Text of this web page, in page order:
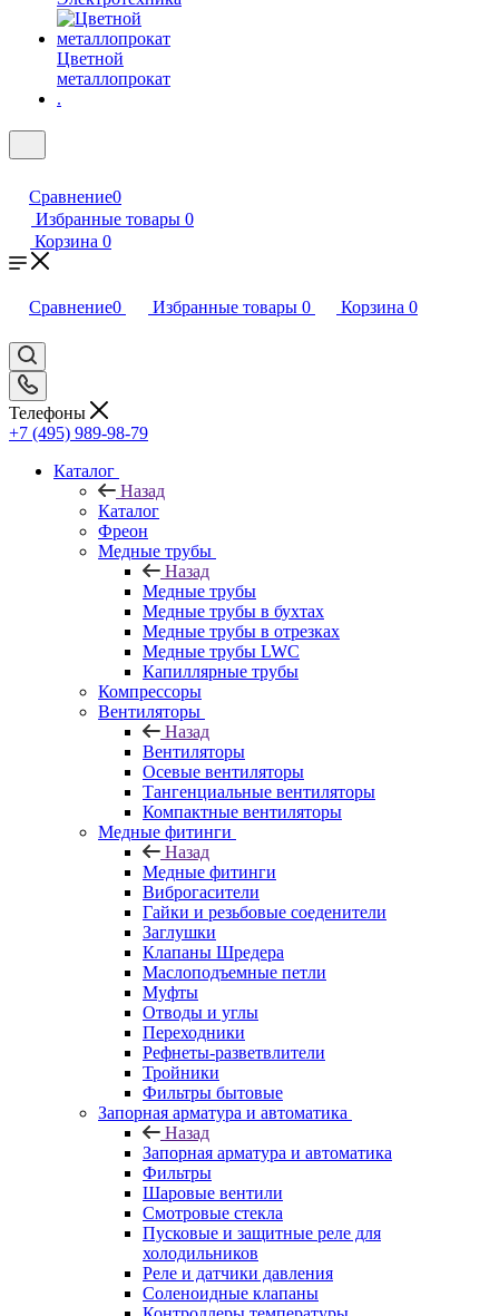
Цветной
металлопрокат
.
Сравнение0
Избранные товары 0
Корзина 0
Сравнение0 Избранные товары 0 Корзина 0
Телефоны
+7 (495) 989-98-79
Каталог
Назад
Каталог
Фреон
Медные трубы
Назад
Медные трубы
Медные трубы в бухтах
Медные трубы в отрезках
Медные трубы LWC
Капиллярные трубы
Компрессоры
Вентиляторы
Назад
Вентиляторы
Осевые вентиляторы
Тангенциальные вентиляторы
Компактные вентиляторы
Медные фитинги
Назад
Медные фитинги
Виброгасители
Гайки и резьбовые соеденители
Заглушки
Клапаны Шредера
Маслоподъемные петли
Муфты
Отводы и углы
Переходники
Рефнеты-разветвлители
Тройники
Фильтры бытовые
Запорная арматура и автоматика
Назад
Запорная арматура и автоматика
Фильтры
Шаровые вентили
Смотровые стекла
Пусковые и защитные реле для
холодильников
Реле и датчики давления
Соленоидные клапаны